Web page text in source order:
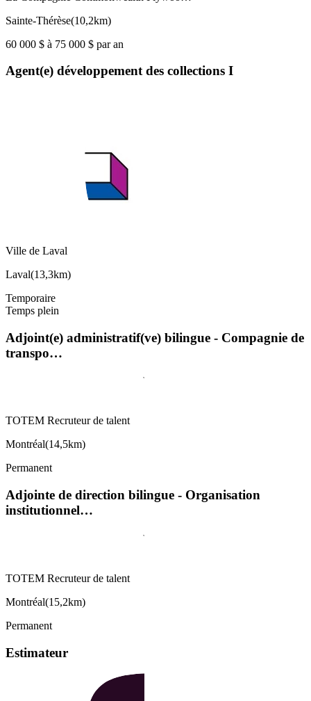
Sainte-Thérèse(10,2km)
60 000 $ à 75 000 $ par an
Agent(e) développement des collections I
Ville de Laval
Laval(13,3km)
Temporaire
Temps plein
Adjoint(e) administratif(ve) bilingue - Compagnie de
transpo…
TOTEM Recruteur de talent
Montréal(14,5km)
Permanent
Adjointe de direction bilingue - Organisation
institutionnel…
TOTEM Recruteur de talent
Montréal(15,2km)
Permanent
Estimateur